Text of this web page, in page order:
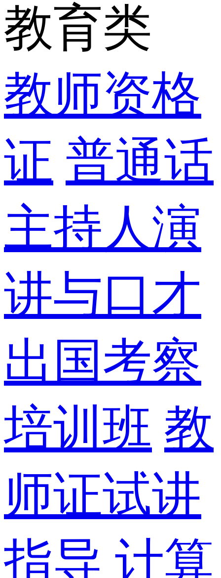
教育类
教师资格
证 普通话
主持人演
讲与口才
出国考察
培训班 教
师证试讲
指导 计算